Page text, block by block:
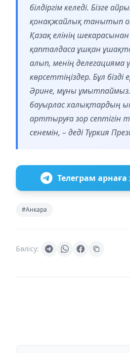
білдіргім келеді. Бізге
қонақжайлық танытып
Қазақ елінің
қапталдаса ұшқан
алып, менің делегацияма
көрсеттіңіздер. Бұл
Әрине, мұны ұмытпаймыз.
бауырлас халықтардың
арттыруға зор септігін
сенемін, – деді Түркия
Телеграм
#Анкара
Бөлісу: